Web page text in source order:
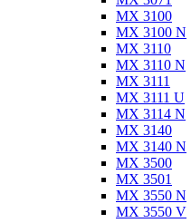
MX 3100
MX 3100 N
MX 3110
MX 3110 N
MX 3111
MX 3111 U
MX 3114 N
MX 3140
MX 3140 N
MX 3500
MX 3501
MX 3550 N
MX 3550 V